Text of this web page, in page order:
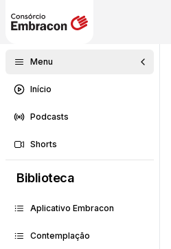
Menu
Início
Podcasts
Shorts
Biblioteca
Aplicativo Embracon
Contemplação